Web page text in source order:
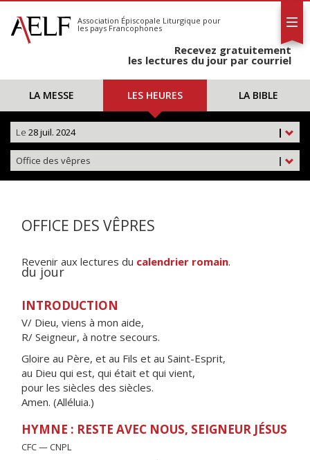
S'abonner
Calendrier
Association Épiscopale Liturgique pour
les pays Francophones
Recevez gratuitement
les lectures du jour par courriel
LA MESSE LES HEURES LA BIBLE
|
Le 28 juil. 2024
|
Office des vêpres
OFFICE DES VÊPRES
Revenir aux lectures du calendrier romain.
du jour
INTRODUCTION
V/ Dieu, viens à mon aide,
R/ Seigneur, à notre secours.
Gloire au Père, et au Fils et au Saint-Esprit,
au Dieu qui est, qui était et qui vient,
pour les siècles des siècles.
Amen. (Alléluia.)
HYMNE : RESTE AVEC NOUS, SEIGNEUR JÉSUS
CFC — CNPL